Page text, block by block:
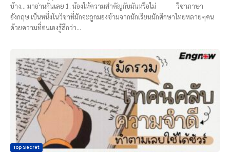
บ้าง... มาอ่านกันเลย 1. น้องให้ความสำคัญกับมันหรือไม่ วิชาภาษา
อังกฤษ เป็นหนึ่งในวิชาที่มักจะถูกมองข้ามจากนักเรียนนักศึกษาไทยหลายๆคน
ด้วยความที่ตนเองรู้สึกว่า...
Top Secret